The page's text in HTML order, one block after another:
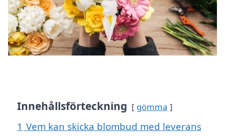
Innehållsförteckning gömma
1 Vem kan skicka blombud med leverans